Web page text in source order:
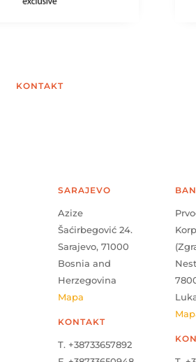
KONTAKT
SARAJEVO
Azize
Šaćirbegović 24.
Sarajevo, 71000
Bosnia and
Herzegovina
Mapa
KONTAKT
T. +38733657892